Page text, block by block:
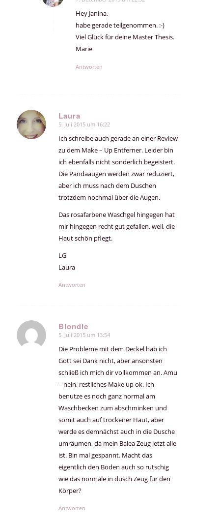
sagte:
Hey Janina,
habe gerade teilgenommen. :-)
Viel Glück für deine Master Thesis.
Marie
Antworten
Laura
sagte:
5. Juli 2015 um 16:22
Ich schreibe auch gerade an einer Review
zu dem Make – Up Entferner. Leider bin
ich ebenfalls nicht sonderlich begeistert.
Die Pandaaugen werden zwar reduziert,
aber ich muss nach dem Duschen
trotzdem nochmal über die Augen.
Das rosafarbene Waschgel hingegen hat
mir hingegen recht gut gefallen, weil, die
Haut schön pflegt.
LG
Laura
Antworten
Blondie
sagte:
5. Juli 2015 um 13:54
Die Probleme mit dem Deckel hab ich
Gott sei Dank nicht, aber ansonsten
schließ ich mich dir vollkommen an. Amu
– nein, restliches Make up ok. Ich
benutze es noch ganz normal am
Waschbecken zum abschminken und
somit auch auf trockener Haut, aber
werde es demnächst auch in die Dusche
umräumen, da mein Balea Zeug jetzt alle
ist. Bin mal gespannt. Macht das
eigentlich den Boden auch so rutschig
wie das normale in dusch Zeug für den
Körper?
Antworten